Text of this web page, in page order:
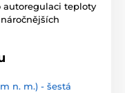
autoregulaci teploty
n. m.) - šestá